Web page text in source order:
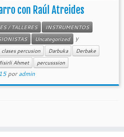
con Raúl Atreides
/ TALLERES
INSTRUMENTOS
Uncategorized
y
clases percusion Darbuka
Derbake
Ahmet
percusssion
poradmin